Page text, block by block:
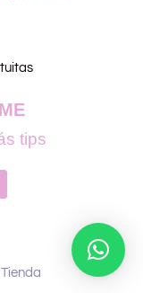
tips